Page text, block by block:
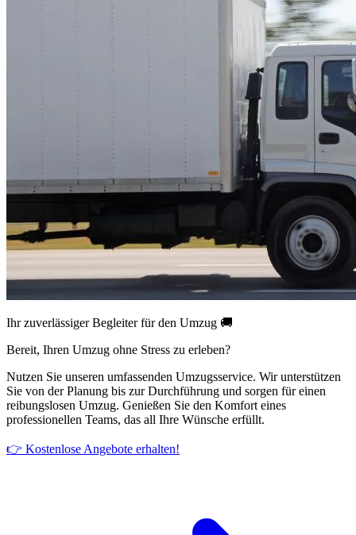
Ihr zuverlässiger Begleiter für den Umzug 🚚
Bereit, Ihren Umzug ohne Stress zu erleben?
Nutzen Sie unseren umfassenden Umzugsservice. Wir unterstützen
Sie von der Planung bis zur Durchführung und sorgen für einen
reibungslosen Umzug. Genießen Sie den Komfort eines
professionellen Teams, das all Ihre Wünsche erfüllt.
👉 Kostenlose Angebote erhalten!